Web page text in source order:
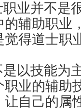
业并不是
辅助职业
得道士职
以技能为
业的辅助
自己的属